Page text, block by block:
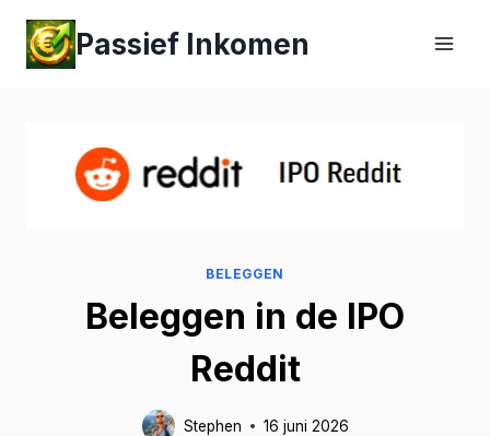
Passief Inkomen
BELEGGEN
Beleggen in de IPO
Reddit
Stephen 16 juni 2026